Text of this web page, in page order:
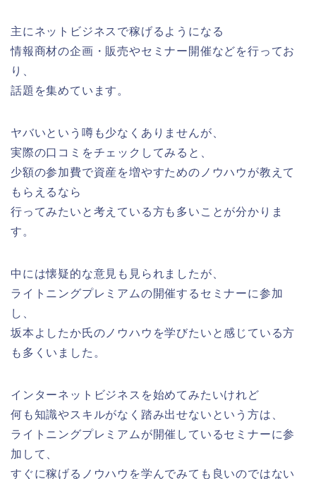
主にネットビジネスで稼げるようになる
情報商材の企画・販売やセミナー開催などを行ってお
り、
話題を集めています。
ヤバいという噂も少なくありませんが、
実際の口コミをチェックしてみると、
少額の参加費で資産を増やすためのノウハウが教えて
もらえるなら
行ってみたいと考えている方も多いことが分かりま
す。
中には懐疑的な意見も見られましたが、
ライトニングプレミアムの開催するセミナーに参加
し、
坂本よしたか氏のノウハウを学びたいと感じている方
も多くいました。
インターネットビジネスを始めてみたいけれど
何も知識やスキルがなく踏み出せないという方は、
ライトニングプレミアムが開催しているセミナーに参
加して、
すぐに稼げるノウハウを学んでみても良いのではない